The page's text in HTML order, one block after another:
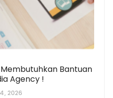
Membutuhkan Bantuan
Agency !
2026